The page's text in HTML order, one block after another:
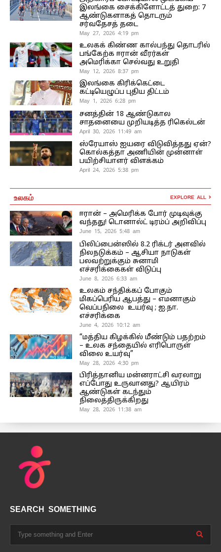
இலங்கை சைக்கிளோட்டத் துறை: 7
ஆண்டுகளாகத் தொடரும்
சர்வதேசத் தடை
May 27, 2026 4:19 pm
உலகக் கிண்ண கால்பந்து தொடரில்
பங்கேற்க ஈரான் வீரர்கள்
அமெரிக்கா செல்வது உறுதி
May 12, 2026 8:37 pm
இலங்கை கிரிக்கெட்டை
கட்டியெழுப்ப புதிய திட்டம்
May 1, 2026 6:28 pm
சனத்தின் 18 ஆண்டுகால
சாதனையை முறியடித்த ரிகெல்டன்
April 30, 2026 11:49 am
ஸ்ரேயாஸ் ஐயரை விடுவித்தது ஏன்?
கொல்கத்தா அணியின் முன்னாள்
பயிற்சியாளர் விளக்கம்
April 24, 2026 5:38 pm
உலகம் EXPLORE ALL
ஈரான் – அமெரிக்க போர் முடிவுக்கு
வந்தது! டொனால்ட் டிரம்ப் அறிவிப்பு
June 15, 2026 5:48 am
பிலிப்பைன்ஸில் 8.2 ரிக்டர் அளவில்
நிலநடுக்கம் – ஆசியா நாடுகள்
பலவற்றுக்கும் சுனாமி
எச்சரிக்கைகள் விடுப்பு
June 8, 2026 6:33 am
உலகம் சந்திக்கப் போகும்
மிகப்பெரிய ஆபத்து – எமனாகும்
வெப்பநிலை உயர்வு ; ஐ.நா.
எச்சரிக்கை
June 4, 2026 10:12 am
“மத்திய கிழக்கில் மீண்டும் பதற்றம்
– உலக சந்தையில் எரிபொருள்
விலை உயர்வு”
May 28, 2026 4:30 pm
பிரித்தானிய மன்னராட்சி வரலாறு
எப்போது உருவானது? ஆயிரம்
ஆண்டுகள் கடந்தும்
நிலைத்திருக்கிறது
May 28, 2026 11:38 am
SEARCH SOMETHING